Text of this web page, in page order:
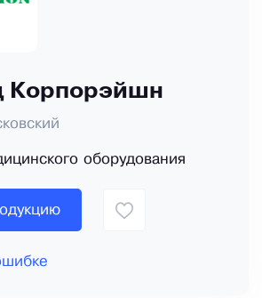
Корпорэйшн
оборудования